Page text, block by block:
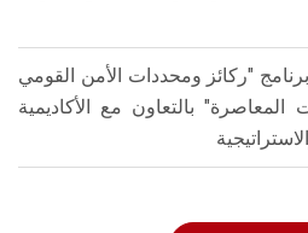
"ركائز ومحددات الأمن القومي
بالتعاون مع الأكاديمية